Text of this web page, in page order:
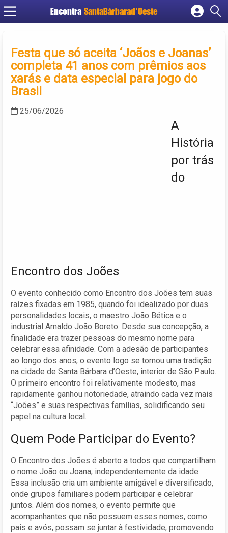
Encontra SantaBárbarad'Oeste
Cadastrar empresa
Criar conta
Festa que só aceita ‘Joãos e Joanas’
completa 41 anos com prêmios aos
xarás e data especial para jogo do
Brasil
25/06/2026
A
História
por trás
do
Encontro dos Joões
O evento conhecido como Encontro dos Joões tem suas
raízes fixadas em 1985, quando foi idealizado por duas
personalidades locais, o maestro João Bética e o
industrial Arnaldo João Boreto. Desde sua concepção, a
finalidade era trazer pessoas do mesmo nome para
celebrar essa afinidade. Com a adesão de participantes
ao longo dos anos, o evento logo se tornou uma tradição
na cidade de Santa Bárbara d’Oeste, interior de São Paulo.
O primeiro encontro foi relativamente modesto, mas
rapidamente ganhou notoriedade, atraindo cada vez mais
“Joões” e suas respectivas famílias, solidificando seu
papel na cultura local.
Quem Pode Participar do Evento?
O Encontro dos Joões é aberto a todos que compartilham
o nome João ou Joana, independentemente da idade.
Essa inclusão cria um ambiente amigável e diversificado,
onde grupos familiares podem participar e celebrar
juntos. Além dos nomes, o evento permite que
acompanhantes que não possuem esses nomes, como
pais e avós, possam se juntar à festividade, promovendo